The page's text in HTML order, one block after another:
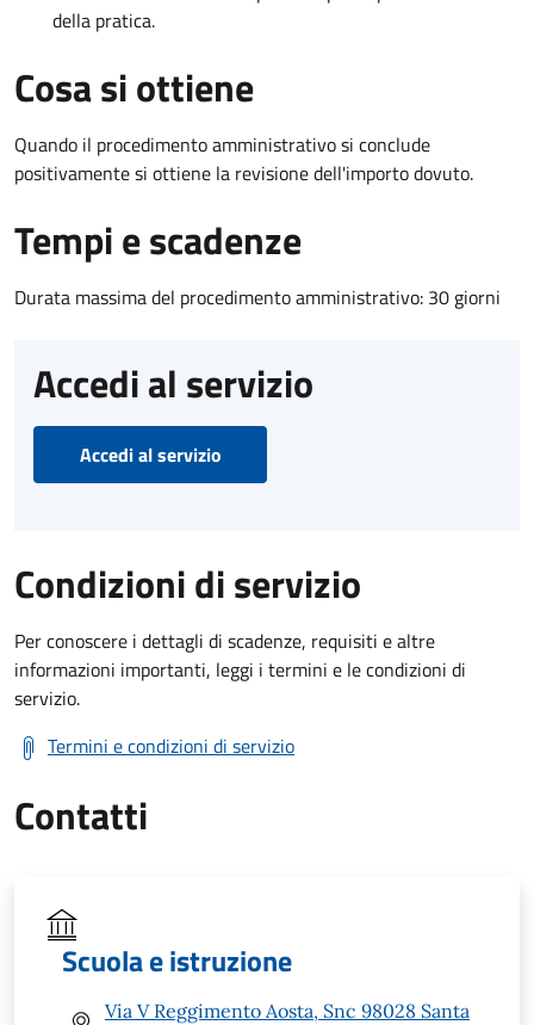
della pratica.
Cosa si ottiene
Quando il procedimento amministrativo si conclude
positivamente si ottiene la revisione dell'importo dovuto.
Tempi e scadenze
Durata massima del procedimento amministrativo: 30 giorni
Accedi al servizio
Accedi al servizio
Condizioni di servizio
Per conoscere i dettagli di scadenze, requisiti e altre
informazioni importanti, leggi i termini e le condizioni di
servizio.
Termini e condizioni di servizio
Contatti
Scuola e istruzione
Via V Reggimento Aosta, Snc 98028 Santa